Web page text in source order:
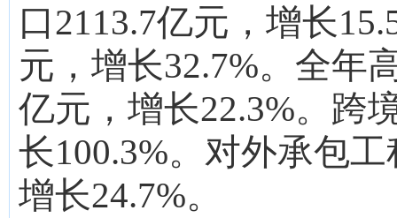
口2113.7亿元，增长
元，增长32.7%。全年
亿元，增长22.3%。跨
长100.3%。对外承包
增长24.7%。